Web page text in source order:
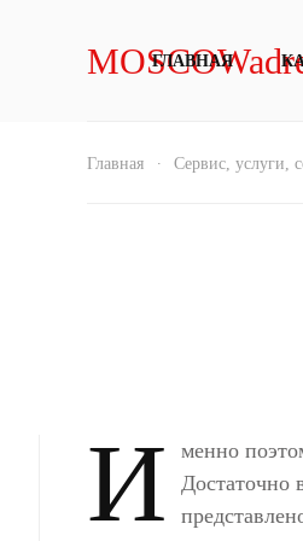
ГЛАВНАЯ
Главная Сервис, услуги,
И
менно
Достаточно